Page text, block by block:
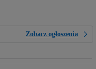
Zobacz ogłoszenia